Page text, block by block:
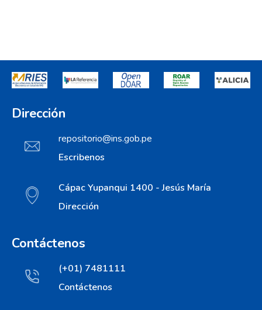
Dirección
repositorio@ins.gob.pe
Escribenos
Cápac Yupanqui 1400 - Jesús María
Dirección
Contáctenos
(+01) 7481111
Contáctenos